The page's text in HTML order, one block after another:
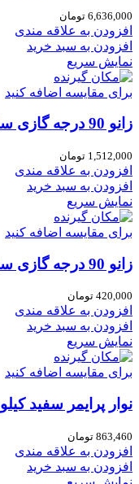
6,636,000 تومان
افزودن به علاقه مندی
افزودن به سبد خرید
نمایش سریع
برای مقایسه اضافه کنید
زانو 90 درجه گازی سایز 10
1,512,000 تومان
افزودن به علاقه مندی
افزودن به سبد خرید
نمایش سریع
برای مقایسه اضافه کنید
زانو 90 درجه گازی سایز 6
420,000 تومان
افزودن به علاقه مندی
افزودن به سبد خرید
نمایش سریع
برای مقایسه اضافه کنید
نوار پرایمر سفید کیلو
863,460 تومان
افزودن به علاقه مندی
افزودن به سبد خرید